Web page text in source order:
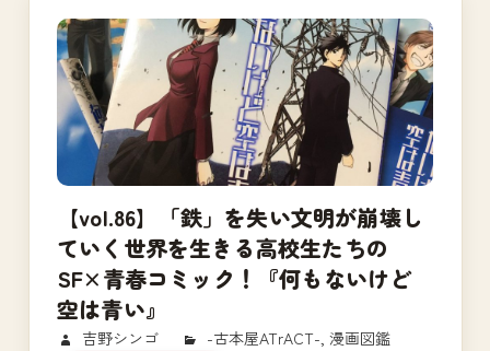
【vol.86】「鉄」を失い文明が崩壊し
ていく世界を生きる高校生たちの
SF×青春コミック！『何もないけど
空は青い』
2017/11/15
吉野シンゴ -古本屋ATrACT-,漫画図鑑